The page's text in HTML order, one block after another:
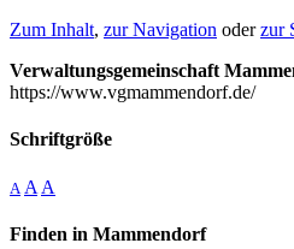
Zum Inhalt, zur Navigation oderzur
Verwaltungsgemeinschaft
https://www.vgmammendorf.de/
Schriftgröße
A A A
Finden in Mammendorf